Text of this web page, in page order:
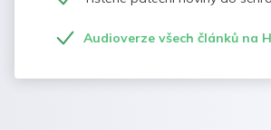
Audioverze všech článků na